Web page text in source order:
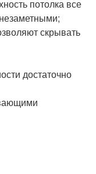
потолка все
скрывать
достаточно